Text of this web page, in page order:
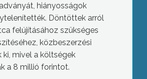
hiányosságok
Döntöttek arról
felújításához szükséges
közbeszerzési
ki, mivel a költségek
a 8 millió forintot.